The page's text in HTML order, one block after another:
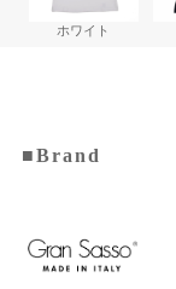
ホワイト
■Brand